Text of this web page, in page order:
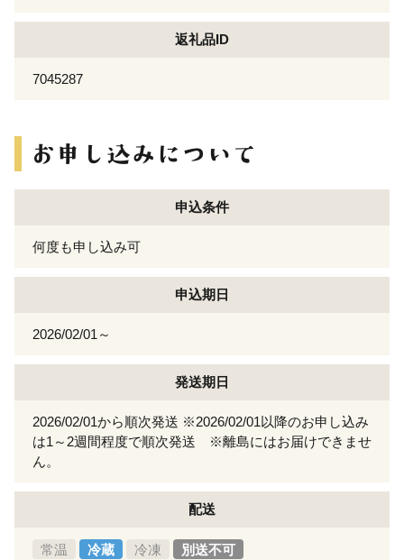
返礼品ID
7045287
申込条件
何度も申し込み可
申込期日
2026/02/01～
発送期日
2026/02/01から順次発送 ※2026/02/01以降のお申し込み
は1～2週間程度で順次発送 ※離島にはお届けできませ
ん。
配送
常温 冷蔵 冷凍 別送不可